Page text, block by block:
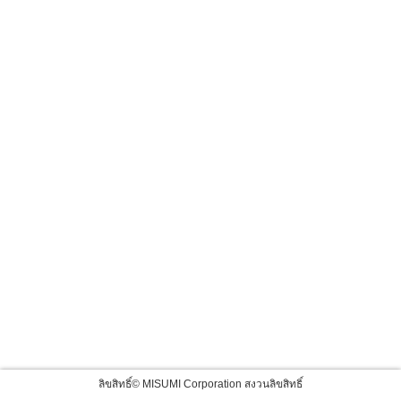
ลิขสิทธิ์© MISUMI Corporation สงวนลิขสิทธิ์